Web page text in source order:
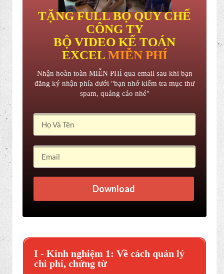
TẶNG FULL BỘ QUY CHẾ
CÔNG TY
BỘ VIDEO KẾ TOÁN
EXCEL MIỄN PHÍ
Nhận hoàn toàn MIỄN PHÍ qua email sau khi bạn
đăng ký nhận phía dưới "bạn nhớ kiểm tra mục thư
spam, quảng cáo nhé"
Download
I - Kinh nghiệm 1: Về cách quản lý
chi phí, chứng từ